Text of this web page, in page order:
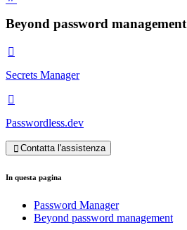
Beyond password management

Secrets Manager

Passwordless.dev
 Contatta l'assistenza
In questa pagina
Password Manager
Beyond password management